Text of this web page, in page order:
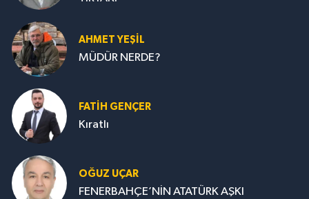
AHMET YEŞİL
MÜDÜR NERDE?
FATIH GENÇER
Kıratlı
OĞUZ UÇAR
FENERBAHÇE’NİN ATATÜRK AŞKI